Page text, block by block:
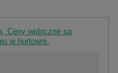
Ceny widoczne są
w hurtowni.